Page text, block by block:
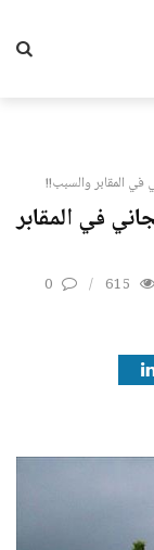
المقابر والسبب!!
في المقابر
615
0